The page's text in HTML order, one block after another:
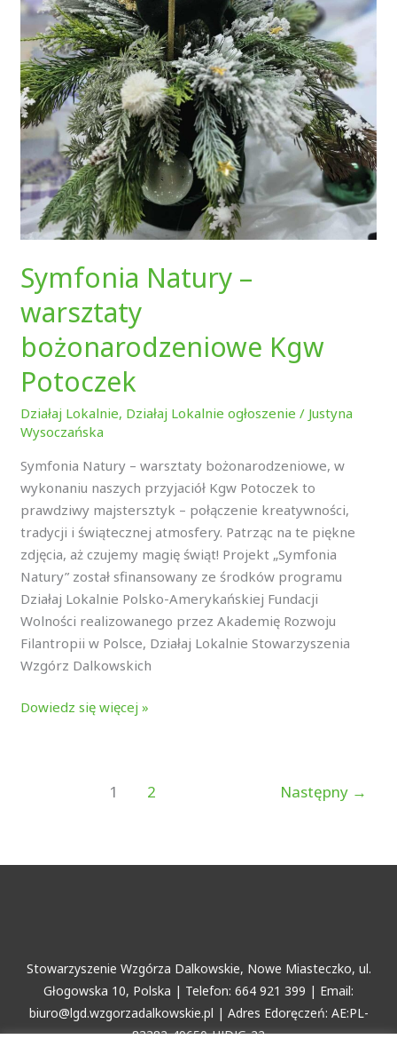
Symfonia Natury –
warsztaty
bożonarodzeniowe Kgw
Potoczek
Działaj Lokalnie, Działaj Lokalnie ogłoszenie / Justyna
Wysoczańska
Symfonia Natury – warsztaty bożonarodzeniowe, w
wykonaniu naszych przyjaciół Kgw Potoczek to
prawdziwy majstersztyk – połączenie kreatywności,
tradycji i świątecznej atmosfery. Patrząc na te piękne
zdjęcia, aż czujemy magię świąt! Projekt „Symfonia
Natury” został sfinansowany ze środków programu
Działaj Lokalnie Polsko-Amerykańskiej Fundacji
Wolności realizowanego przez Akademię Rozwoju
Filantropii w Polsce, Działaj Lokalnie Stowarzyszenia
Wzgórz Dalkowskich
Dowiedz się więcej »
1 2 Następny →
Stowarzyszenie Wzgórza Dalkowskie, Nowe Miasteczko, ul.
Głogowska 10, Polska | Telefon: 664 921 399 | Email:
biuro@lgd.wzgorzadalkowskie.pl | Adres Edoręczeń: AE:PL-
83382-49650-HJDJG-22